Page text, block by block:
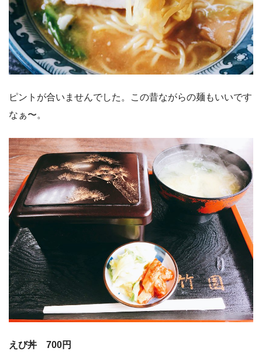
ピントが合いませんでした。この昔ながらの麺もいいです
なぁ〜。
えび丼 700円